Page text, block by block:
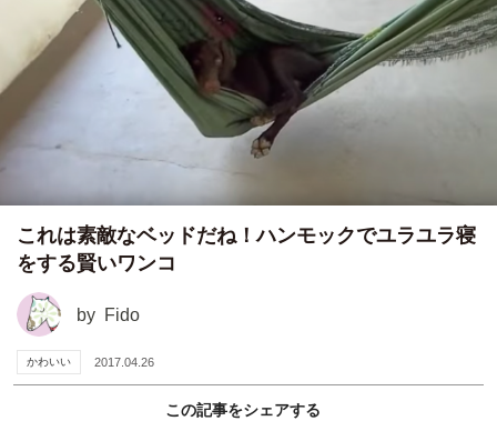
これは素敵なベッドだね！ハンモックでユラユラ寝
をする賢いワンコ
by Fido
かわいい 2017.04.26
この記事をシェアする